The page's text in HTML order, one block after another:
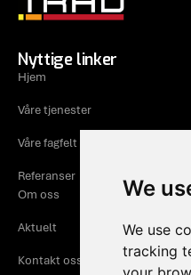
We
We use
tracking
Nyttige linker
Hjem
Våre tjenester
Våre fagfelt
Referanser
Om oss
Aktuelt
Kontakt oss